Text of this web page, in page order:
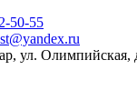
50-55
ул. Олимпийская,